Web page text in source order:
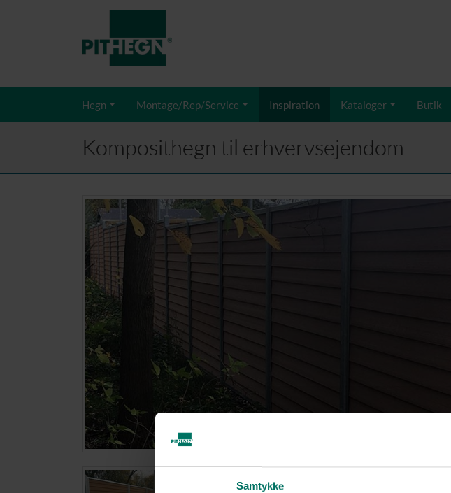
Samtykke
Hegn Montage/Rep/Service Inspiration Kataloger Butik
Komposithegn til erhvervsejendom